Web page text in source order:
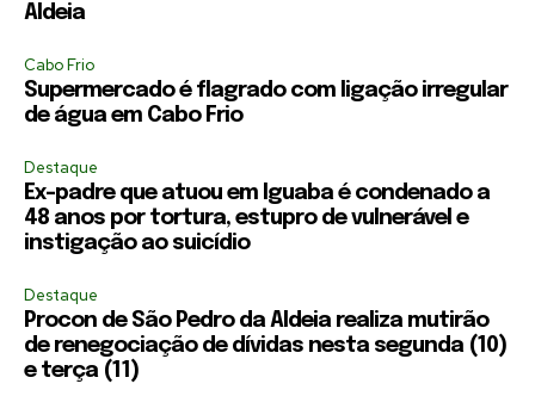
Aldeia
Cabo Frio
Supermercado é flagrado com ligação irregular
de água em Cabo Frio
Destaque
Ex-padre que atuou em Iguaba é condenado a
48 anos por tortura, estupro de vulnerável e
instigação ao suicídio
Destaque
Procon de São Pedro da Aldeia realiza mutirão
de renegociação de dívidas nesta segunda (10)
e terça (11)